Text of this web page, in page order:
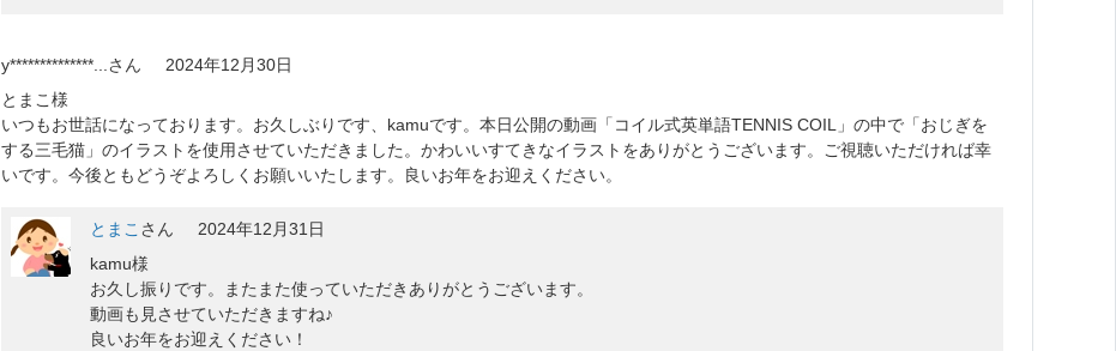
y**************...さん
2024年12月30日
とまこ様
いつもお世話になっております。お久しぶりです、kamuです。本日公開の動画「コイル式英単語TENNIS COIL」の中で「おじぎを
する三毛猫」のイラストを使用させていただきました。かわいいすてきなイラストをありがとうございます。ご視聴いただければ幸
いです。今後ともどうぞよろしくお願いいたします。良いお年をお迎えください。
とまこ さん
2024年12月31日
kamu様
お久し振りです。またまた使っていただきありがとうございます。
動画も見させていただきますね♪
良いお年をお迎えください！